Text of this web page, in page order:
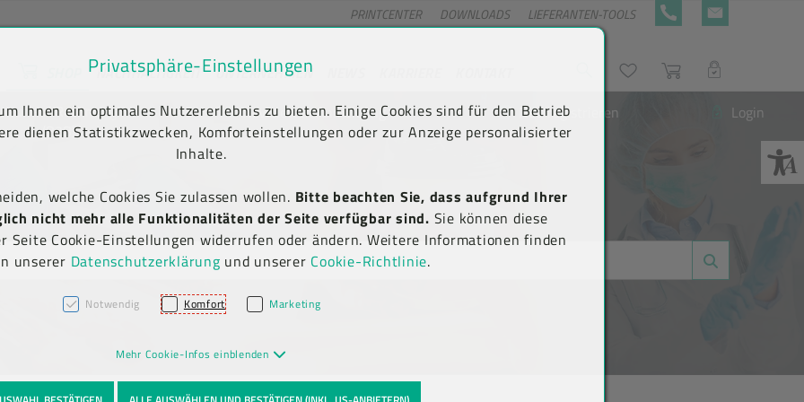
springen [AK + 2]
[AK + 5]
PRINTCENTER DOWNLOADS LIEFERANTEN-TOOLS +43 5576 7177 818
NACHHALTIGKEIT UNTERNEHMEN WunschlisteWarenkorb
LOGIN
Kauf auf Rechnung
(B2B)
Newsletter-Anmeldung Neu registrieren Login
Privatsphäre-Einstellungen
Ihnen ein optimales Nutzererlebnis zu bieten. Einige Cookies sind für den Betrieb
dienen Statistikzwecken, Komforteinstellungen oder zur Anzeige personalisierter
Inhalte.
welche Cookies Sie zulassen wollen. Bitte beachten Sie, dass aufgrund Ihrer
nicht mehr alle Funktionalitäten der Seite verfügbar sind. Sie können diese
Seite Cookie-Einstellungen widerrufen oder ändern. Weitere Informationen finden
unserer Datenschutzerklärung und unserer Cookie-Richtlinie.
Notwendig Komfort Marketing
Mehr Cookie-Infos einblenden